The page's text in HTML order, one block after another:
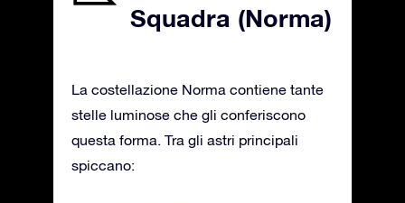
Squadra (Norma)
La costellazione Norma contiene tante
stelle luminose che gli conferiscono
questa forma. Tra gli astri principali
spiccano: